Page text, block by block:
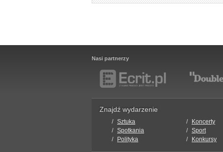
Nasi partnerzy
Znajdź wydarzenie
Sztuka Koncerty
Spotkania
Sport
Polityka
Konkursy